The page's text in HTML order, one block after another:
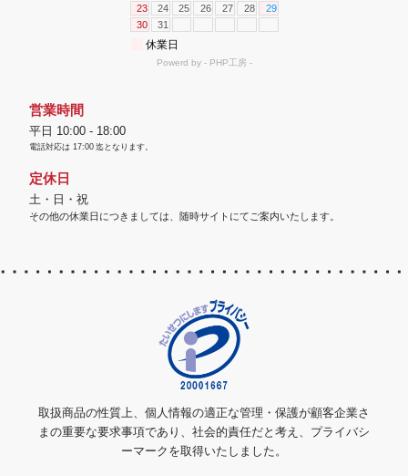
営業時間
平日 10:00 - 18:00
電話対応は 17:00 迄となります。
定休日
土・日・祝
その他の休業日につきましては、随時サイトにてご案内いたします。
取扱商品の性質上、個人情報の適正な管理・保護が顧客企業さ
まの重要な要求事項であり、社会的責任だと考え、プライバシ
ーマークを取得いたしました。